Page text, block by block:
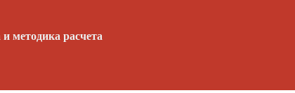
методика расчета